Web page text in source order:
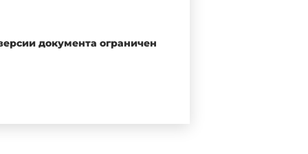
СССР от 16.06.89 N 96
документа ограничен